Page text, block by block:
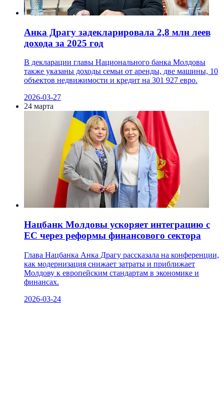
Анка Драгу задекларировала 2,8 млн леев
дохода за 2025 год
В декларации главы Национального банка Молдовы
также указаны доходы семьи от аренды, две машины, 10
объектов недвижимости и кредит на 301 927 евро.
2026-03-27
24 марта
Нацбанк Молдовы ускоряет интеграцию с
ЕС через реформы финансового сектора
Глава Нацбанка Анка Драгу рассказала на конференции,
как модернизация снижает затраты и приближает
Молдову к европейским стандартам в экономике и
финансах.
2026-03-24